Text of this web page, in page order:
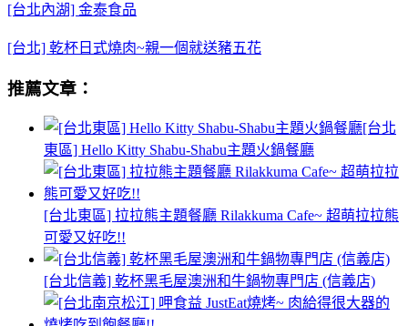
[台北內湖] 金泰食品
[台北] 乾杯日式燒肉~親一個就送豬五花
推薦文章：
[台北
東區] Hello Kitty Shabu-Shabu主題火鍋餐廳
[台北東區] 拉拉熊主題餐廳 Rilakkuma Cafe~ 超萌拉拉熊
可愛又好吃!!
[台北信義] 乾杯黑毛屋澳洲和牛鍋物專門店 (信義店)